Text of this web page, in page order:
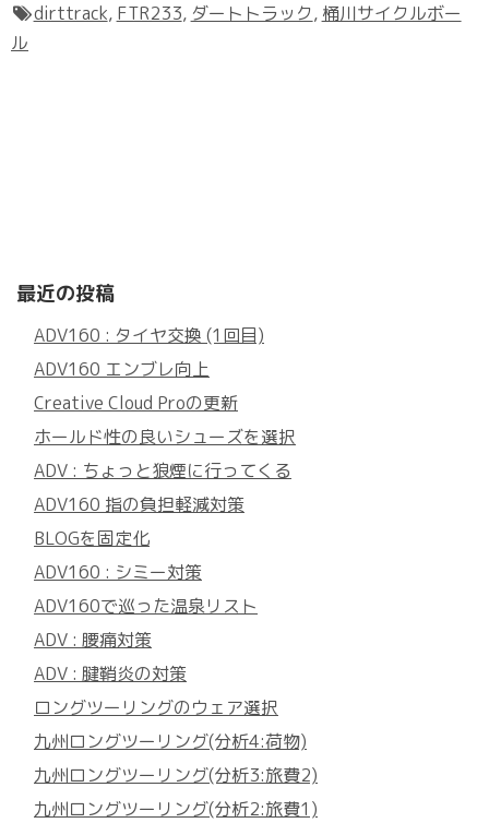
dirttrack, FTR233, ダートトラック, 桶川サイクルボー
ル
最近の投稿
ADV160 : タイヤ交換 (1回目)
ADV160 エンブレ向上
Creative Cloud Proの更新
ホールド性の良いシューズを選択
ADV : ちょっと狼煙に行ってくる
ADV160 指の負担軽減対策
BLOGを固定化
ADV160 : シミー対策
ADV160で巡った温泉リスト
ADV : 腰痛対策
ADV : 腱鞘炎の対策
ロングツーリングのウェア選択
九州ロングツーリング(分析4:荷物)
九州ロングツーリング(分析3:旅費2)
九州ロングツーリング(分析2:旅費1)